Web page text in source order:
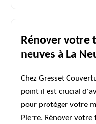
Rénover votre
neuves à La
Chez Gresset
point il est crucial
pour protéger votre
Pierre. Rénover votre